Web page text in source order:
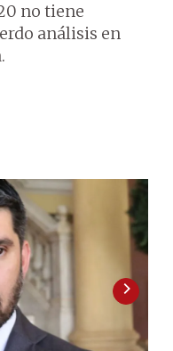
no tiene
análisis en